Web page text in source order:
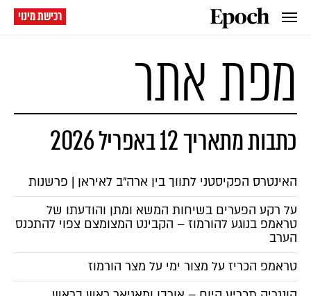
רכישת מינוי
מפת אתר
כתבות מתאריך 12 באפריל 2026
האינטרס הפקיסטני לתווך בין ארה"ב לאיראן | פרשנות
על רקע הפערים בשיחות המשא ומתן והודעתו של
טראמפ בנוגע להורמוז – הקבינט המצומצם צפוי להתכנס
הערב
טראמפ הכריז על מצור ימי על מצר הורמוז